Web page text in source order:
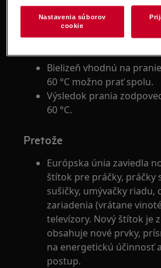
4. Tento program je vhodný
možno prať pri 40° alebo 60
Bielizeň vhodnú na
60 °C možno prať spolu.
Výsledok prania
60 °C.
Pretože
Európska únia zaviedla
štítok pre práčky, práčky
sušičky, umývačky riadu,
zariadenia (vrátane
televízory. Nový štítok je
obsahuje nové prvky,
na energetickú účinnosť
postup.
Nastavenia súborov
cookie